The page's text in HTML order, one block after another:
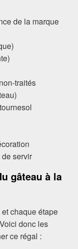
de la marque
traités
servir
gâteau à la
chaque étape
donc les
ce régal :